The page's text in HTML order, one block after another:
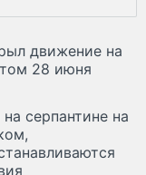
движение на
28 июня
серпантине на